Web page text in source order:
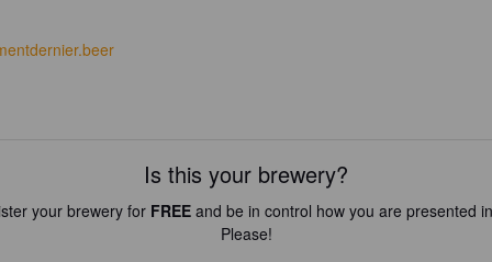
Is this your brewery?
your brewery for FREEand be in control how you are presented
Please!